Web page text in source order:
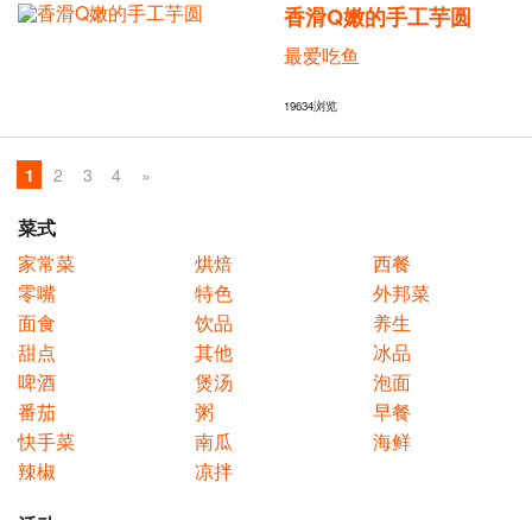
香滑Q嫩的手工芋圆
最爱吃鱼
19634浏览
1 2 3 4 »
菜式
家常菜
烘焙
西餐
零嘴
特色
外邦菜
面食
饮品
养生
甜点
其他
冰品
啤酒
煲汤
泡面
番茄
粥
早餐
快手菜
南瓜
海鲜
辣椒
凉拌